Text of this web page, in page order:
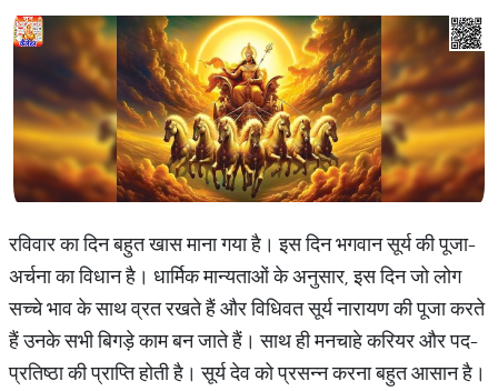
रविवार का दिन बहुत खास माना गया है। इस दिन भगवान सूर्य की पूजा-
अर्चना का विधान है। धार्मिक मान्यताओं के अनुसार, इस दिन जो लोग
सच्चे भाव के साथ व्रत रखते हैं और विधिवत सूर्य नारायण की पूजा करते
हैं उनके सभी बिगड़े काम बन जाते हैं। साथ ही मनचाहे करियर और पद-
प्रतिष्ठा की प्राप्ति होती है। सूर्य देव को प्रसन्न करना बहुत आसान है।